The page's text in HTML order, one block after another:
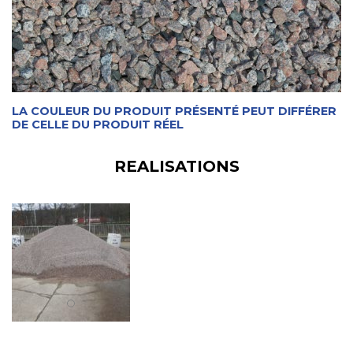
LA COULEUR DU PRODUIT PRÉSENTÉ PEUT DIFFÉRER
DE CELLE DU PRODUIT RÉEL
REALISATIONS